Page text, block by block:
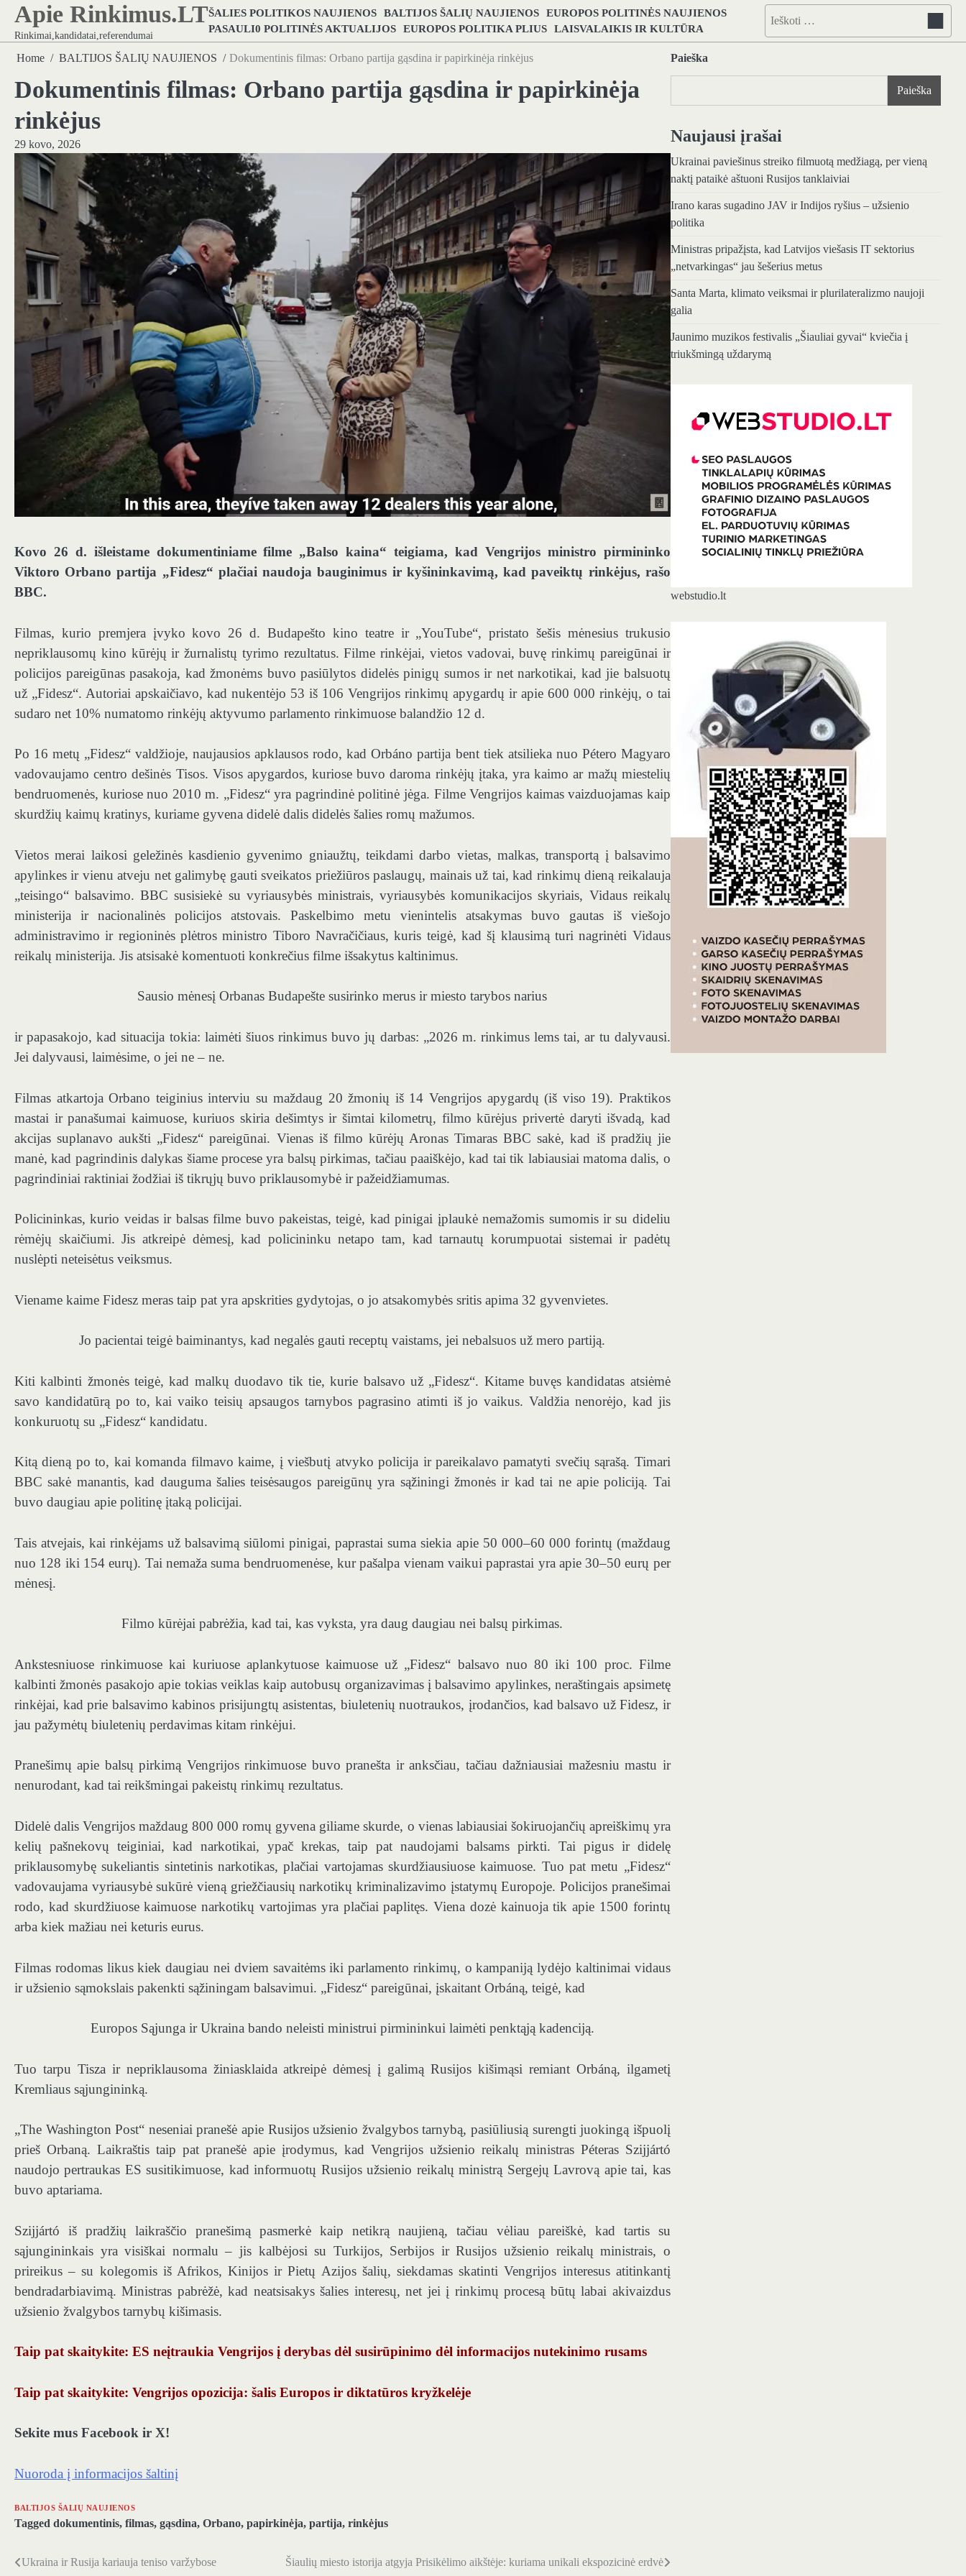
Skip
content
Apie Rinkimus.LT
Rinkimai,kandidatai,referendumai
ŠALIES POLITIKOS NAUJIENOS BALTIJOS ŠALIŲ NAUJIENOS EUROPOS POLITINĖS NAUJIENOS
PASAULI0 POLITINĖS AKTUALIJOS EUROPOS POLITIKA PLIUS LAISVALAIKIS IR KULTŪRA
Ieškoti:
Home BALTIJOS ŠALIŲ NAUJIENOS Dokumentinis filmas: Orbano partija gąsdina ir papirkinėja rinkėjus
Dokumentinis filmas: Orbano partija gąsdina ir papirkinėja
rinkėjus
29 kovo, 2026
Kovo 26 d. išleistame dokumentiniame filme „Balso kaina“ teigiama, kad Vengrijos ministro pirmininko
Viktoro Orbano partija „Fidesz“ plačiai naudoja bauginimus ir kyšininkavimą, kad paveiktų rinkėjus, rašo
BBC.
Filmas, kurio premjera įvyko kovo 26 d. Budapešto kino teatre ir „YouTube“, pristato šešis mėnesius trukusio
nepriklausomų kino kūrėjų ir žurnalistų tyrimo rezultatus. Filme rinkėjai, vietos vadovai, buvę rinkimų pareigūnai ir
policijos pareigūnas pasakoja, kad žmonėms buvo pasiūlytos didelės pinigų sumos ir net narkotikai, kad jie balsuotų
už „Fidesz“. Autoriai apskaičiavo, kad nukentėjo 53 iš 106 Vengrijos rinkimų apygardų ir apie 600 000 rinkėjų, o tai
sudaro net 10% numatomo rinkėjų aktyvumo parlamento rinkimuose balandžio 12 d.
Po 16 metų „Fidesz“ valdžioje, naujausios apklausos rodo, kad Orbáno partija bent tiek atsilieka nuo Pétero Magyaro
vadovaujamo centro dešinės Tisos. Visos apygardos, kuriose buvo daroma rinkėjų įtaka, yra kaimo ar mažų miestelių
bendruomenės, kuriose nuo 2010 m. „Fidesz“ yra pagrindinė politinė jėga. Filme Vengrijos kaimas vaizduojamas kaip
skurdžių kaimų kratinys, kuriame gyvena didelė dalis didelės šalies romų mažumos.
Vietos merai laikosi geležinės kasdienio gyvenimo gniaužtų, teikdami darbo vietas, malkas, transportą į balsavimo
apylinkes ir vienu atveju net galimybę gauti sveikatos priežiūros paslaugų, mainais už tai, kad rinkimų dieną reikalauja
„teisingo“ balsavimo. BBC susisiekė su vyriausybės ministrais, vyriausybės komunikacijos skyriais, Vidaus reikalų
ministerija ir nacionalinės policijos atstovais. Paskelbimo metu vienintelis atsakymas buvo gautas iš viešojo
administravimo ir regioninės plėtros ministro Tiboro Navračičiaus, kuris teigė, kad šį klausimą turi nagrinėti Vidaus
reikalų ministerija. Jis atsisakė komentuoti konkrečius filme išsakytus kaltinimus.
Sausio mėnesį Orbanas Budapešte susirinko merus ir miesto tarybos narius
ir papasakojo, kad situacija tokia: laimėti šiuos rinkimus buvo jų darbas: „2026 m. rinkimus lems tai, ar tu dalyvausi.
Jei dalyvausi, laimėsime, o jei ne – ne.
Filmas atkartoja Orbano teiginius interviu su maždaug 20 žmonių iš 14 Vengrijos apygardų (iš viso 19). Praktikos
mastai ir panašumai kaimuose, kuriuos skiria dešimtys ir šimtai kilometrų, filmo kūrėjus privertė daryti išvadą, kad
akcijas suplanavo aukšti „Fidesz“ pareigūnai. Vienas iš filmo kūrėjų Aronas Timaras BBC sakė, kad iš pradžių jie
manė, kad pagrindinis dalykas šiame procese yra balsų pirkimas, tačiau paaiškėjo, kad tai tik labiausiai matoma dalis, o
pagrindiniai raktiniai žodžiai iš tikrųjų buvo priklausomybė ir pažeidžiamumas.
Policininkas, kurio veidas ir balsas filme buvo pakeistas, teigė, kad pinigai įplaukė nemažomis sumomis ir su dideliu
rėmėjų skaičiumi. Jis atkreipė dėmesį, kad policininku netapo tam, kad tarnautų korumpuotai sistemai ir padėtų
nuslėpti neteisėtus veiksmus.
Viename kaime Fidesz meras taip pat yra apskrities gydytojas, o jo atsakomybės sritis apima 32 gyvenvietes.
Jo pacientai teigė baiminantys, kad negalės gauti receptų vaistams, jei nebalsuos už mero partiją.
Kiti kalbinti žmonės teigė, kad malkų duodavo tik tie, kurie balsavo už „Fidesz“. Kitame buvęs kandidatas atsiėmė
savo kandidatūrą po to, kai vaiko teisių apsaugos tarnybos pagrasino atimti iš jo vaikus. Valdžia nenorėjo, kad jis
konkuruotų su „Fidesz“ kandidatu.
Kitą dieną po to, kai komanda filmavo kaime, į viešbutį atvyko policija ir pareikalavo pamatyti svečių sąrašą. Timari
BBC sakė manantis, kad dauguma šalies teisėsaugos pareigūnų yra sąžiningi žmonės ir kad tai ne apie policiją. Tai
buvo daugiau apie politinę įtaką policijai.
Tais atvejais, kai rinkėjams už balsavimą siūlomi pinigai, paprastai suma siekia apie 50 000–60 000 forintų (maždaug
nuo 128 iki 154 eurų). Tai nemaža suma bendruomenėse, kur pašalpa vienam vaikui paprastai yra apie 30–50 eurų per
mėnesį.
Filmo kūrėjai pabrėžia, kad tai, kas vyksta, yra daug daugiau nei balsų pirkimas.
Ankstesniuose rinkimuose kai kuriuose aplankytuose kaimuose už „Fidesz“ balsavo nuo 80 iki 100 proc. Filme
kalbinti žmonės pasakojo apie tokias veiklas kaip autobusų organizavimas į balsavimo apylinkes, neraštingais apsimetę
rinkėjai, kad prie balsavimo kabinos prisijungtų asistentas, biuletenių nuotraukos, įrodančios, kad balsavo už Fidesz, ir
jau pažymėtų biuletenių perdavimas kitam rinkėjui.
Pranešimų apie balsų pirkimą Vengrijos rinkimuose buvo pranešta ir anksčiau, tačiau dažniausiai mažesniu mastu ir
nenurodant, kad tai reikšmingai pakeistų rinkimų rezultatus.
Didelė dalis Vengrijos maždaug 800 000 romų gyvena giliame skurde, o vienas labiausiai šokiruojančių apreiškimų yra
kelių pašnekovų teiginiai, kad narkotikai, ypač krekas, taip pat naudojami balsams pirkti. Tai pigus ir didelę
priklausomybę sukeliantis sintetinis narkotikas, plačiai vartojamas skurdžiausiuose kaimuose. Tuo pat metu „Fidesz“
vadovaujama vyriausybė sukūrė vieną griežčiausių narkotikų kriminalizavimo įstatymų Europoje. Policijos pranešimai
rodo, kad skurdžiuose kaimuose narkotikų vartojimas yra plačiai paplitęs. Viena dozė kainuoja tik apie 1500 forintų
arba kiek mažiau nei keturis eurus.
Filmas rodomas likus kiek daugiau nei dviem savaitėms iki parlamento rinkimų, o kampaniją lydėjo kaltinimai vidaus
ir užsienio sąmokslais pakenkti sąžiningam balsavimui. „Fidesz“ pareigūnai, įskaitant Orbáną, teigė, kad
Europos Sąjunga ir Ukraina bando neleisti ministrui pirmininkui laimėti penktąją kadenciją.
Tuo tarpu Tisza ir nepriklausoma žiniasklaida atkreipė dėmesį į galimą Rusijos kišimąsi remiant Orbáną, ilgametį
Kremliaus sąjungininką.
„The Washington Post“ neseniai pranešė apie Rusijos užsienio žvalgybos tarnybą, pasiūliusią surengti juokingą išpuolį
prieš Orbaną. Laikraštis taip pat pranešė apie įrodymus, kad Vengrijos užsienio reikalų ministras Péteras Szijjártó
naudojo pertraukas ES susitikimuose, kad informuotų Rusijos užsienio reikalų ministrą Sergejų Lavrovą apie tai, kas
buvo aptariama.
Szijjártó iš pradžių laikraščio pranešimą pasmerkė kaip netikrą naujieną, tačiau vėliau pareiškė, kad tartis su
sąjungininkais yra visiškai normalu – jis kalbėjosi su Turkijos, Serbijos ir Rusijos užsienio reikalų ministrais, o
prireikus – su kolegomis iš Afrikos, Kinijos ir Pietų Azijos šalių, siekdamas skatinti Vengrijos interesus atitinkantį
bendradarbiavimą. Ministras pabrėžė, kad neatsisakys šalies interesų, net jei į rinkimų procesą būtų labai akivaizdus
užsienio žvalgybos tarnybų kišimasis.
Taip pat skaitykite: ES neįtraukia Vengrijos į derybas dėl susirūpinimo dėl informacijos nutekinimo rusams
Taip pat skaitykite: Vengrijos opozicija: šalis Europos ir diktatūros kryžkelėje
Sekite mus Facebook ir X!
Nuoroda į informacijos šaltinį
BALTIJOS ŠALIŲ NAUJIENOS
Tagged dokumentinis, filmas, gąsdina, Orbano, papirkinėja, partija, rinkėjus
Navigacija
Ukraina ir Rusija kariauja teniso varžybose Šiaulių miesto istorija atgyja Prisikėlimo aikštėje: kuriama unikali ekspozicinė erdvė
Paieška
Paieška
Naujausi įrašai
Ukrainai paviešinus streiko filmuotą medžiagą, per vieną
naktį pataikė aštuoni Rusijos tanklaiviai
Irano karas sugadino JAV ir Indijos ryšius – užsienio
politika
Ministras pripažįsta, kad Latvijos viešasis IT sektorius
„netvarkingas“ jau šešerius metus
Santa Marta, klimato veiksmai ir plurilateralizmo naujoji
galia
Jaunimo muzikos festivalis „Šiauliai gyvai“ kviečia į
triukšmingą uždarymą
webstudio.lt